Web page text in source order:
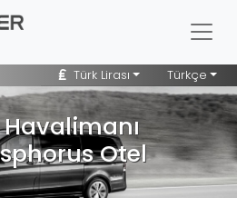
Türk Lirası Türkçe
Otel